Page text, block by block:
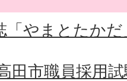
「やまとたかだ
田市職員採用